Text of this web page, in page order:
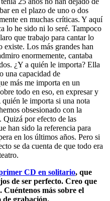
en el plazo de uno o dos
en muchas críticas. Y aquí
lo he sido ni lo seré. Tampoco
que trabajo para cantar lo
Los más grandes han
enormemente, cantaba
¿Y a quién le importa? Ella
una capacidad de
más me importa en un
todo en eso, en expresar y
le importa si una nota
obsesionado con la
Quizá por efecto de las
han sido la referencia para
en los últimos años. Pero si
se da cuenta de que todo era
CD en solitario, que
de ser perfecto. Creo que
Cuéntenos más sobre el
de grabación.